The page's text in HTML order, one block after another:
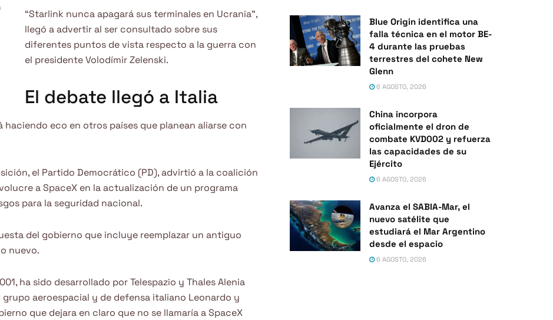
“Starlink nunca apagará sus terminales en Ucrania”,
llegó a advertir al ser consultado sobre sus
diferentes puntos de vista respecto a la guerra con
el presidente Volodímir Zelenski.
El debate llegó a Italia
haciendo eco en otros países que planean aliarse con
el Partido Democrático (PD), advirtió a la coalición
a SpaceX en la actualización de un programa
para la seguridad nacional.
del gobierno que incluye reemplazar un antiguo
nuevo.
ha sido desarrollado por Telespazio y Thales Alenia
aeroespacial y de defensa italiano Leonardo y
que dejara en claro que no se llamaría a SpaceX
Blue Origin identifica una
falla técnica en el motor BE-
4 durante las pruebas
terrestres del cohete New
Glenn
6 AGOSTO, 2026
China incorpora
oficialmente el dron de
combate KVD002 y refuerza
las capacidades de su
Ejército
6 AGOSTO, 2026
Avanza el SABIA-Mar, el
nuevo satélite que
estudiará el Mar Argentino
desde el espacio
6 AGOSTO, 2026